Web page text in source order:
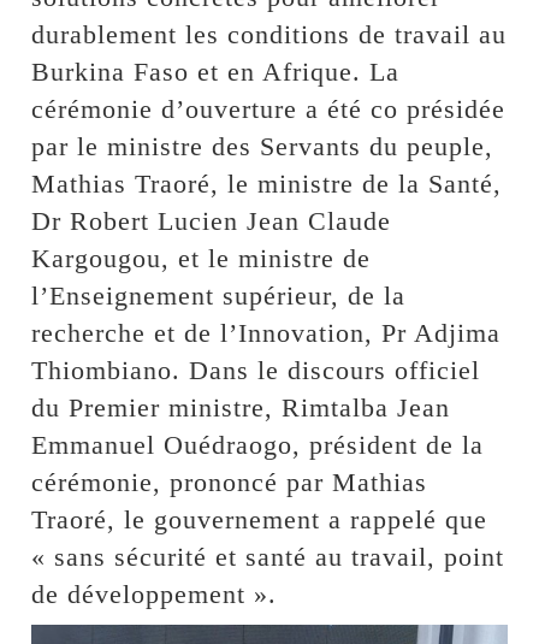
durablement les conditions de travail au
Burkina Faso et en Afrique. La
cérémonie d’ouverture a été co présidée
par le ministre des Servants du peuple,
Mathias Traoré, le ministre de la Santé,
Dr Robert Lucien Jean Claude
Kargougou, et le ministre de
l’Enseignement supérieur, de la
recherche et de l’Innovation, Pr Adjima
Thiombiano. Dans le discours officiel
du Premier ministre, Rimtalba Jean
Emmanuel Ouédraogo, président de la
cérémonie, prononcé par Mathias
Traoré, le gouvernement a rappelé que
« sans sécurité et santé au travail, point
de développement ».